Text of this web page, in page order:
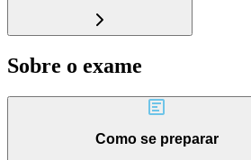
Sobre o exame
Como se preparar